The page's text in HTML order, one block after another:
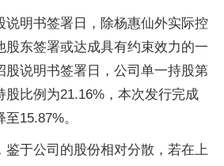
说明书签署日，除杨惠仙外实际控
股东签署或达成具有约束效力的一
股说明书签署日，公司单一持股第
股比例为21.16%，本次发行完成
15.87%。
鉴于公司的股份相对分散，若在上